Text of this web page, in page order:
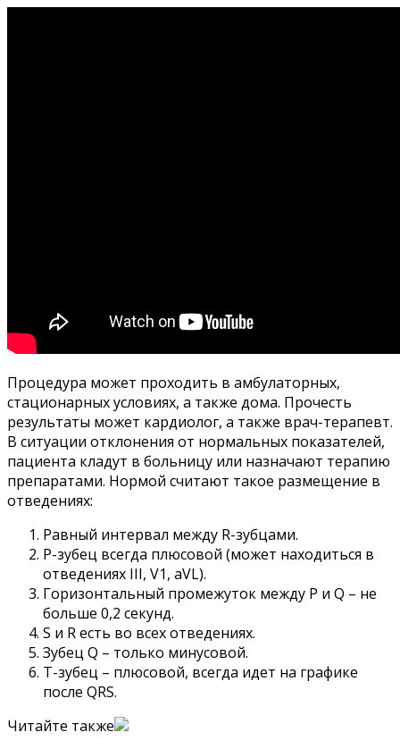
Процедура может проходить в амбулаторных,
стационарных условиях, а также дома. Прочесть
результаты может кардиолог, а также врач-терапевт.
В ситуации отклонения от нормальных показателей,
пациента кладут в больницу или назначают терапию
препаратами. Нормой считают такое размещение в
отведениях:
Равный интервал между R-зубцами.
Р-зубец всегда плюсовой (может находиться в
отведениях III, V1, aVL).
Горизонтальный промежуток между Р и Q – не
больше 0,2 секунд.
S и R есть во всех отведениях.
Зубец Q – только минусовой.
Т-зубец – плюсовой, всегда идет на графике
после QRS.
Читайте также